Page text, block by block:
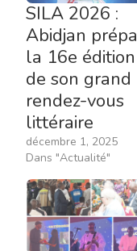
SILA 2026 :
Abidjan
la 16e édition
de son grand
rendez-vous
littéraire
décembre 1, 2025
Dans "Actualité"